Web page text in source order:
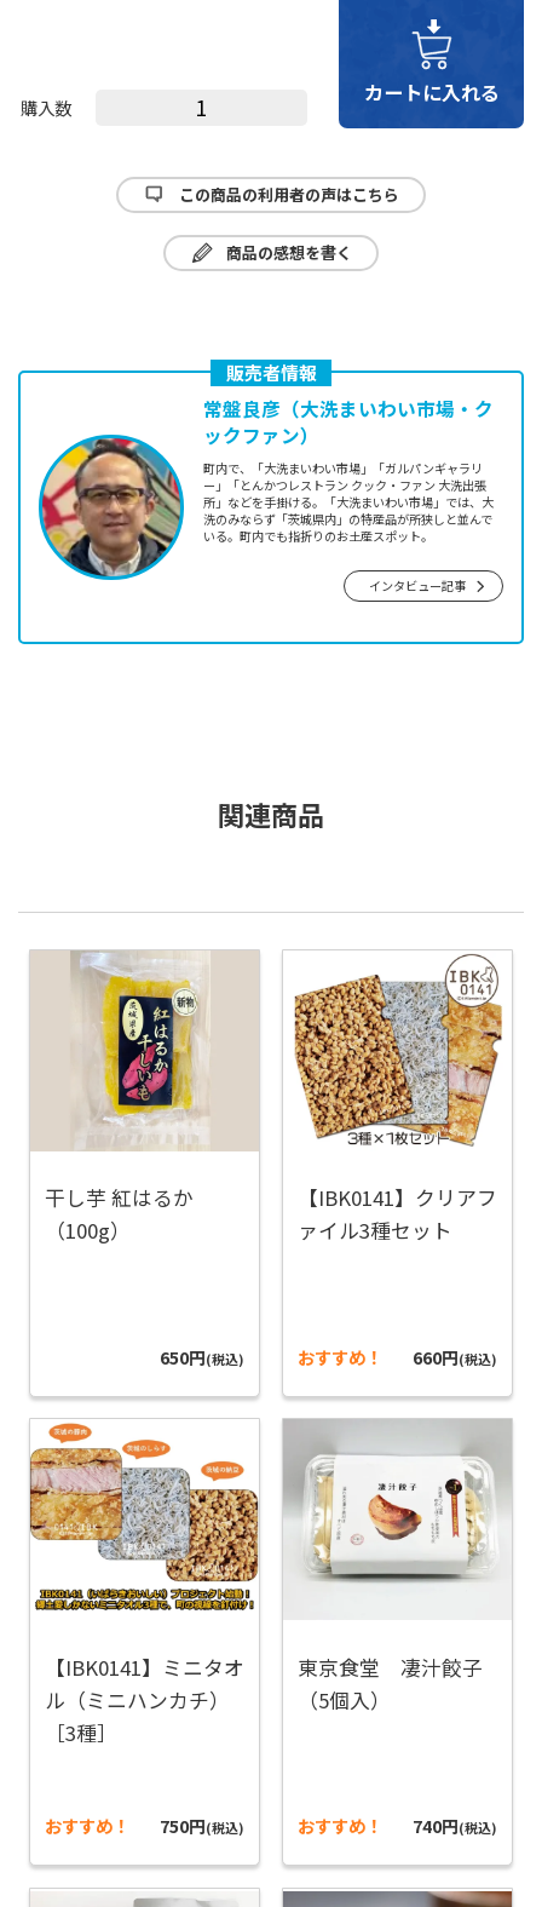
購入数
この商品の利用者の声はこちら
商品の感想を書く
販売者情報
常盤良彦（大洗まいわい市場・ク
ックファン）
町内で、「大洗まいわい市場」「ガルパンギャラリ
ー」「とんかつレストラン クック・ファン 大洗出張
所」などを手掛ける。「大洗まいわい市場」では、大
洗のみならず「茨城県内」の特産品が所狭しと並んで
いる。町内でも指折りのお土産スポット。
インタビュー記事
関連商品
干し芋 紅はるか
（100g）
650円(税込)
【IBK0141】クリアフ
ァイル3種セット
おすすめ！ 660円(税込)
【IBK0141】ミニタオ
ル（ミニハンカチ）
［3種］
おすすめ！ 750円(税込)
東京食堂 凄汁餃子
（5個入）
おすすめ！ 740円(税込)